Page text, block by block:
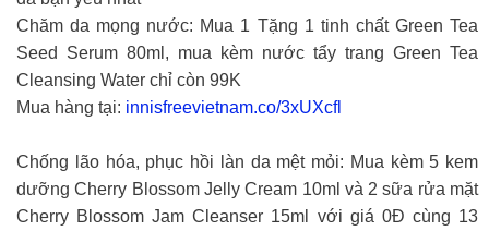
Chăm da mọng nước: Mua 1 Tặng 1 tinh chất Green Tea
Seed Serum 80ml, mua kèm nước tẩy trang Green Tea
Cleansing Water chỉ còn 99K
Mua hàng tại: innisfreevietnam.co/3xUXcfl
Chống lão hóa, phục hồi làn da mệt mỏi: Mua kèm 5 kem
dưỡng Cherry Blossom Jelly Cream 10ml và 2 sữa rửa mặt
Cherry Blossom Jam Cleanser 15ml với giá 0Đ cùng 13